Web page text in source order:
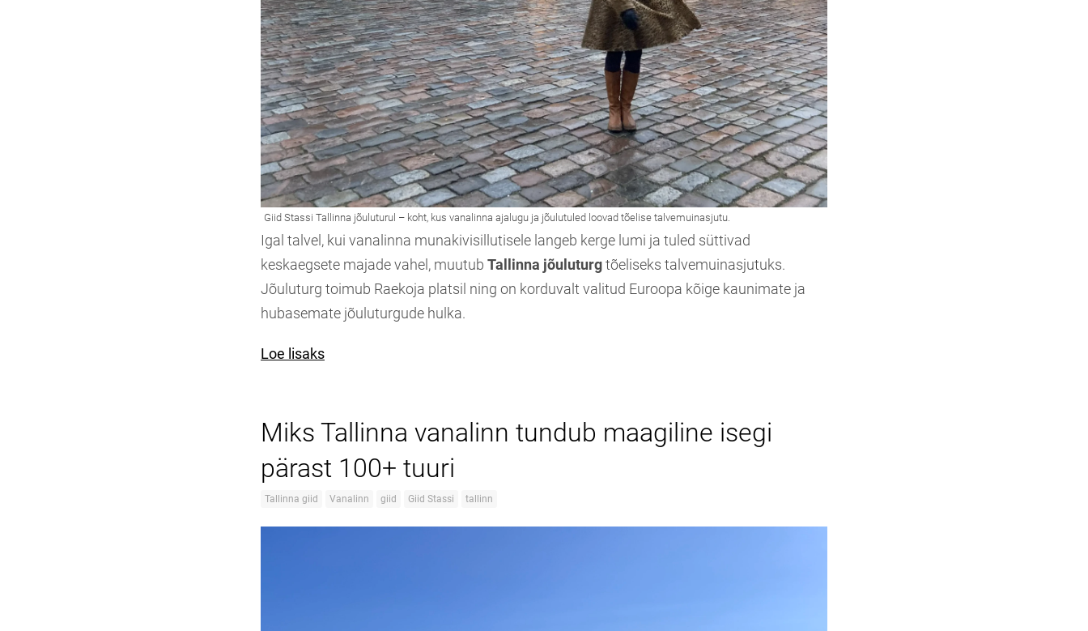
Igal talvel, kui vanalinna munakivisillutisele langeb kerge lumi ja tuled süttivad
keskaegsete majade vahel, muutub Tallinna jõuluturgtõeliseks talvemuinasjutuks.
Jõuluturg toimub Raekoja platsil ning on korduvalt valitud Euroopa kõige kaunimate ja
hubasemate jõuluturgude hulka.
Loe lisaks
Miks Tallinna vanalinn tundub maagiline isegi
pärast 100+ tuuri
Tallinna giid Vanalinn giid Giid Stassi tallinn